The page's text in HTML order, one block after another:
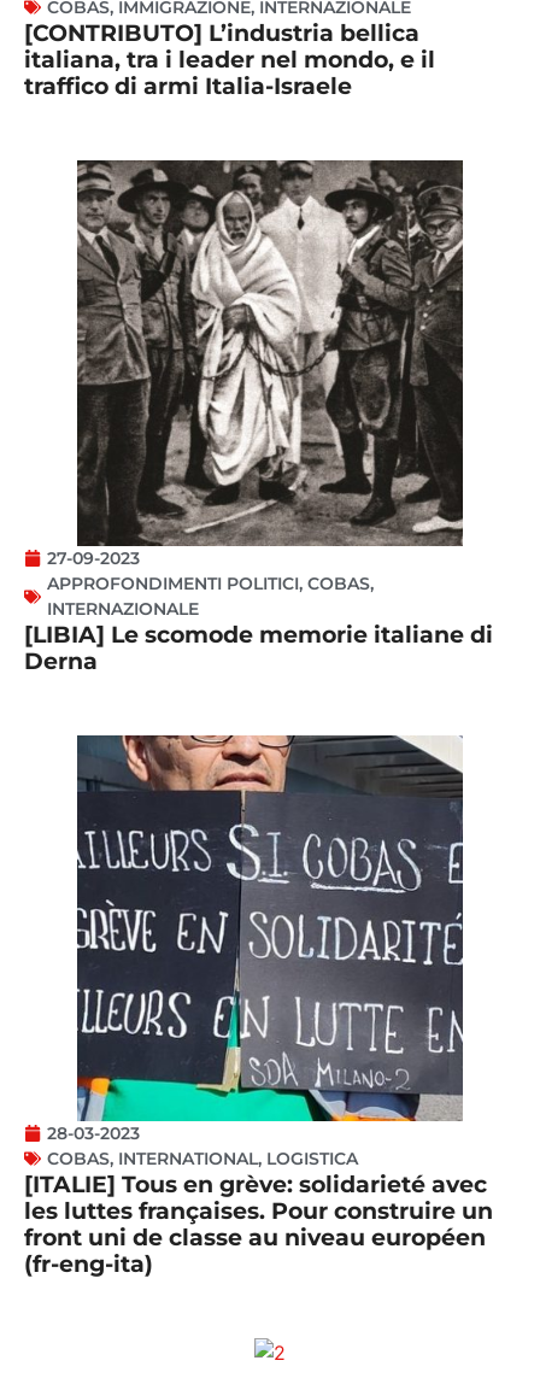
COBAS, IMMIGRAZIONE, INTERNAZIONALE
[CONTRIBUTO] L’industria bellica
italiana, tra i leader nel mondo, e il
traffico di armi Italia-Israele
27-09-2023
APPROFONDIMENTI POLITICI, COBAS,
INTERNAZIONALE
[LIBIA] Le scomode memorie italiane di
Derna
28-03-2023
COBAS, INTERNATIONAL, LOGISTICA
[ITALIE] Tous en grève: solidarieté avec
les luttes françaises. Pour construire un
front uni de classe au niveau européen
(fr-eng-ita)